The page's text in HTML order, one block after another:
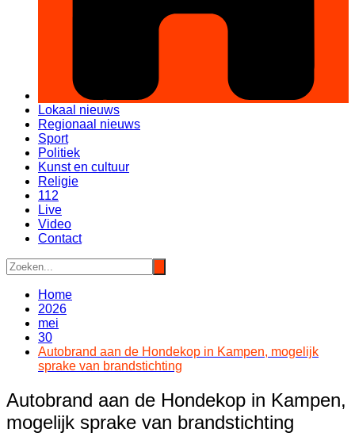
Lokaal nieuws
Regionaal nieuws
Sport
Politiek
Kunst en cultuur
Religie
112
Live
Video
Contact
Home
2026
mei
30
Autobrand aan de Hondekop in Kampen, mogelijk
sprake van brandstichting
Autobrand aan de Hondekop in Kampen,
mogelijk sprake van brandstichting